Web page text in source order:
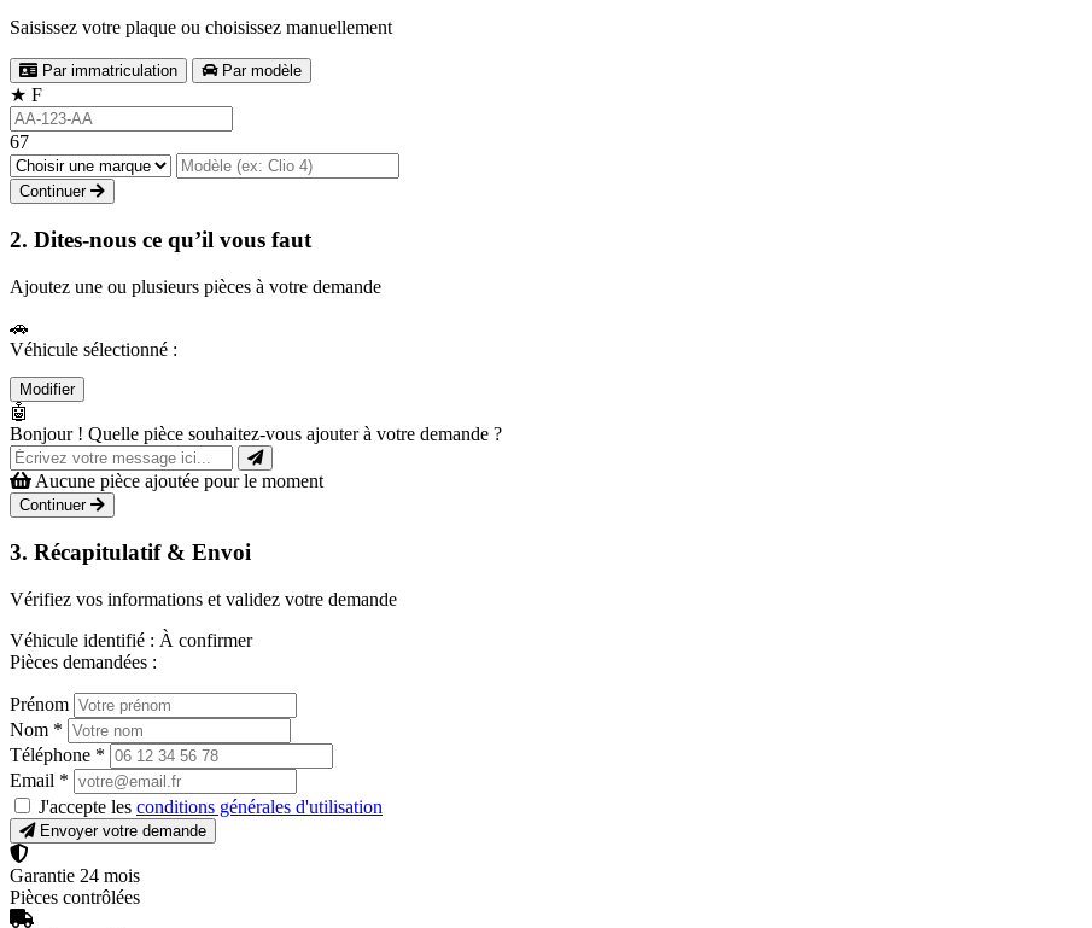
Saisissez votre plaque ou choisissez manuellement
Par immatriculation Par modèle
★ F
67
Continuer
2. Dites-nous ce qu’il vous faut
Ajoutez une ou plusieurs pièces à votre demande
🚗
Véhicule sélectionné :
Modifier
🤖
Bonjour ! Quelle pièce souhaitez-vous ajouter à votre demande ?
Aucune pièce ajoutée pour le moment
Continuer
3. Récapitulatif & Envoi
Vérifiez vos informations et validez votre demande
Véhicule identifié : À confirmer
Pièces demandées :
Prénom
Nom *
Téléphone *
Email *
J'accepte les conditions générales d'utilisation
Envoyer votre demande
Garantie 24 mois
Pièces contrôlées